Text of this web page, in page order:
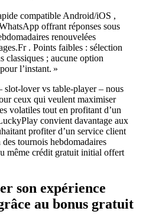
compatible Android/iOS ,
offrant réponses sous
renouvelées
. Points faibles : sélection
classiques ; aucune option
l’instant. »
vs table‑player – nous
ceux qui veulent maximiser
volatiles tout en profitant d’un
convient davantage aux
profiter d’un service client
tournois hebdomadaires
même crédit gratuit initial offert
son expérience
au bonus gratuit